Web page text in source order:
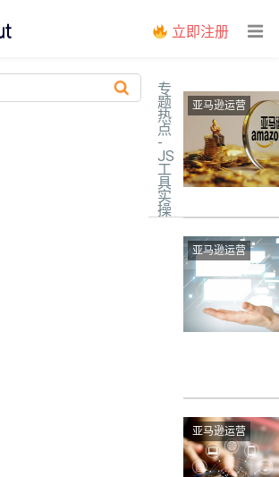
立即注册
专
题
热
点
-
JS
工
具
实
操
亚马逊运营
亚马逊运营
亚马逊运营